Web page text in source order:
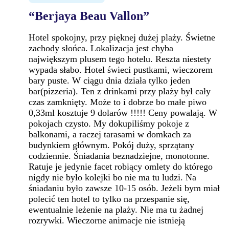
“Berjaya Beau Vallon”
Hotel spokojny, przy pięknej dużej plaży. Świetne
zachody słońca. Lokalizacja jest chyba
największym plusem tego hotelu. Reszta niestety
wypada słabo. Hotel świeci pustkami, wieczorem
bary puste. W ciągu dnia działa tylko jeden
bar(pizzeria). Ten z drinkami przy plaży był cały
czas zamknięty. Może to i dobrze bo małe piwo
0,33ml kosztuje 9 dolarów !!!!! Ceny powalają. W
pokojach czysto. My dokupiliśmy pokoje z
balkonami, a raczej tarasami w domkach za
budynkiem głównym. Pokój duży, sprzątany
codziennie. Śniadania beznadziejne, monotonne.
Ratuje je jedynie facet robiący omlety do którego
nigdy nie było kolejki bo nie ma tu ludzi. Na
śniadaniu było zawsze 10-15 osób. Jeżeli bym miał
polecić ten hotel to tylko na przespanie się,
ewentualnie leżenie na plaży. Nie ma tu żadnej
rozrywki. Wieczorne animacje nie istnieją